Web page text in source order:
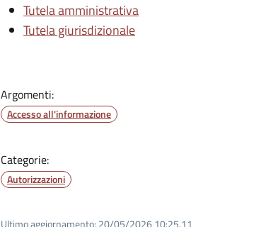
Tutela amministrativa
Tutela giurisdizionale
Argomenti:
Accesso all'informazione
Categorie:
Autorizzazioni
Ultimo aggiornamento: 20/05/2026 10:25.11